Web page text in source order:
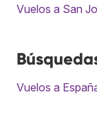
Vuelos a San
Vuelos a